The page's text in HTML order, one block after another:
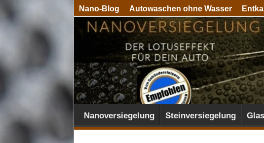
Nano-Blog Autowaschen ohne Wasser
Nanoversiegelung Steinversiegelung